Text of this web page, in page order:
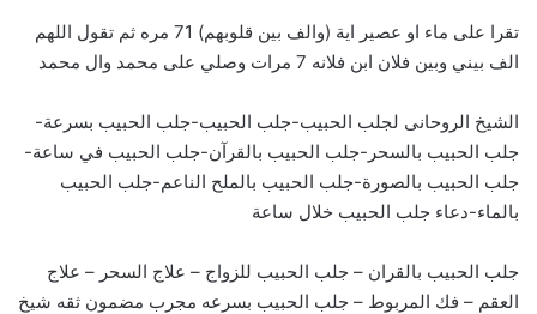
تقرا على ماء او عصير اية (والف بين قلوبهم) 71 مره ثم تقول اللهم
الف بيني وبين فلان ابن فلانه 7 مرات وصلي على محمد وال محمد
الشيخ الروحانى لجلب الحبيب-جلب الحبيب-جلب الحبيب بسرعة-
جلب الحبيب بالسحر-جلب الحبيب بالقرآن-جلب الحبيب في ساعة-
جلب الحبيب بالصورة-جلب الحبيب بالملح الناعم-جلب الحبيب
بالماء-دعاء جلب الحبيب خلال ساعة
جلب الحبيب بالقران – جلب الحبيب للزواج – علاج السحر – علاج
العقم – فك المربوط – جلب الحبيب بسرعه مجرب مضمون ثقه شيخ